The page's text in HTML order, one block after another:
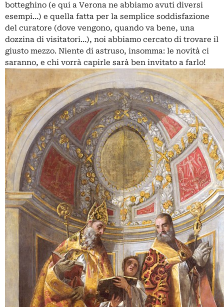
botteghino (e qui a Verona ne abbiamo avuti diversi
esempi…) e quella fatta per la semplice soddisfazione
del curatore (dove vengono, quando va bene, una
dozzina di visitatori…), noi abbiamo cercato di trovare il
giusto mezzo. Niente di astruso, insomma: le novità ci
saranno, e chi vorrà capirle sarà ben invitato a farlo!